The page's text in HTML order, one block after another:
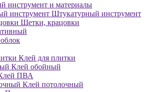
инструмент и материалы
Штукатурный инструмент
Щетки, крацовки
Клей для плитки
Клей обойный
ПВА
Клей потолочный